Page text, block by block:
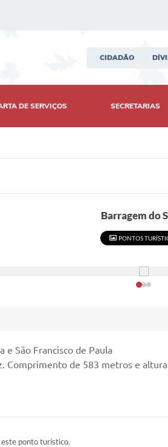
CIDADÃO
DE SERVIÇOS SECRETARIAS
Barragem do
PONTOS
e São Francisco de Paula
Comprimento de 583 metros e
ponto turístico.